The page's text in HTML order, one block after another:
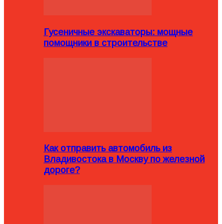
Гусеничные экскаваторы: мощные
помощники в строительстве
Как отправить автомобиль из
Владивостока в Москву по железной
дороге?